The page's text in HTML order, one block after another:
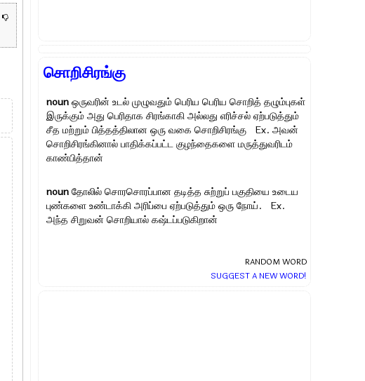
சொறிசிரங்கு
nounஒருவரின் உடல் முழுவதும் பெரிய பெரிய சொறித் தழும்புகள்
இருக்கும் அது பெரிதாக சிரங்காகி அல்லது எரிச்சல் ஏற்படுத்தும்
சீத மற்றும் பித்தத்திலான ஒரு வகை சொறிசிரங்கு Ex. அவன்
சொறிசிரங்கினால் பாதிக்கப்பட்ட குழந்தைகளை மருத்துவரிடம்
காண்பித்தான்
nounதோலில் சொரசொரப்பான தடித்த சுற்றுப் பகுதியை உடைய
புண்களை உண்டாக்கி அரிப்பை ஏற்படுத்தும் ஒரு நோய். Ex.
அந்த சிறுவன் சொறியால் கஷ்டப்படுகிறான்
RANDOM WORD
SUGGEST A NEW WORD!